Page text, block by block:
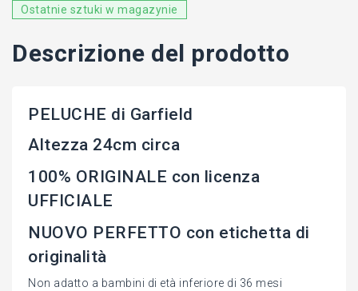
Ostatnie sztuki w magazynie
Descrizione del prodotto
PELUCHE di Garfield
Altezza 24cm circa
100% ORIGINALE con licenza
UFFICIALE
NUOVO PERFETTO con etichetta di
originalità
Non adatto a bambini di età inferiore di 36 mesi